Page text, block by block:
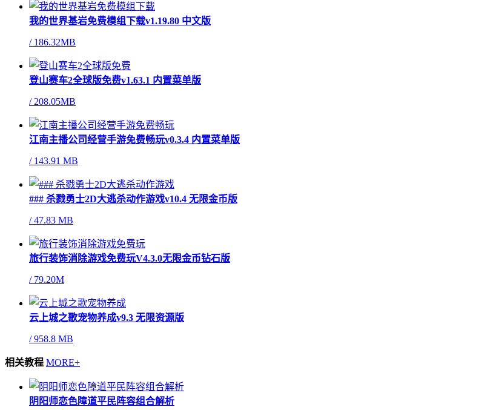
我的世界基岩免费模组下载v1.19.80 中文版
/186.32MB
登山赛车2全球版免费v1.63.1 内置菜单版
/208.05MB
江南主播公司经营手游免费畅玩v0.3.4 内置菜单版
/143.91 MB
### 杀戮勇士2D大逃杀动作游戏v10.4 无限金币版
/47.83 MB
旅行装饰消除游戏免费玩V4.3.0无限金币钻石版
/79.20M
云上城之歌宠物养成v9.3 无限资源版
/958.8 MB
相关教程 MORE+
阴阳师恋色障道平民阵容组合解析